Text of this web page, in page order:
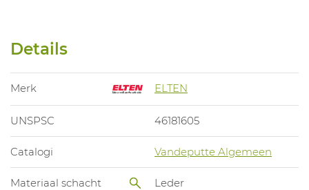
Details
Merk ELTEN
UNSPSC 46181605
Catalogi Vandeputte Algemeen
Materiaal schacht Leder